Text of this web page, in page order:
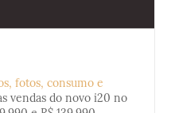
fotos, consumo e
vendas do novo i20 no